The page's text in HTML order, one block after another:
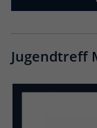
Jugendtreff